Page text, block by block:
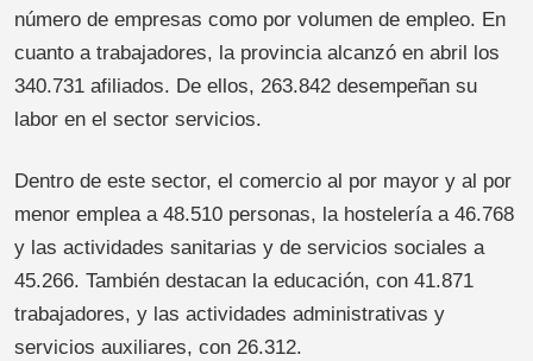
número de empresas como por volumen de empleo. En
cuanto a trabajadores, la provincia alcanzó en abril los
340.731 afiliados. De ellos, 263.842 desempeñan su
labor en el sector servicios.
Dentro de este sector, el comercio al por mayor y al por
menor emplea a 48.510 personas, la hostelería a 46.768
y las actividades sanitarias y de servicios sociales a
45.266. También destacan la educación, con 41.871
trabajadores, y las actividades administrativas y
servicios auxiliares, con 26.312.